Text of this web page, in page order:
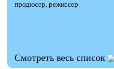
продюсер, режиссер
Смотреть весь список